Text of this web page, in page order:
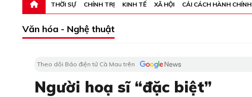
THỜI SỰ CHÍNH TRỊ KINH TẾ XÃ HỘI CẢI CÁCH HÀNH CHÍNH
Văn hóa - Nghệ thuật
Theo dõi Báo điện tử Cà Mau trên
Người hoạ sĩ “đặc biệt”